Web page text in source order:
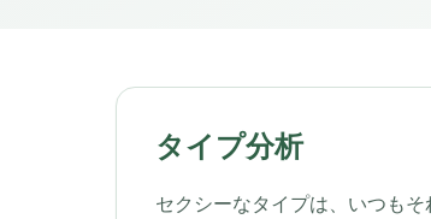
タイプ分析
セクシーなタイプは、いつも